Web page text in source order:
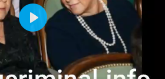
Play